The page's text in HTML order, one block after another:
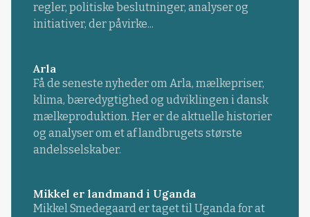
regler, politiske beslutninger, analyser og
initiativer, der påvirke...
Arla
Få de seneste nyheder om Arla, mælkepriser,
klima, bæredygtighed og udviklingen i dansk
mælkeproduktion. Her er de aktuelle historier
og analyser om et af landbrugets største
andelsselskaber.
Mikkel er landmand i Uganda
Mikkel Smedegaard er taget til Uganda for at